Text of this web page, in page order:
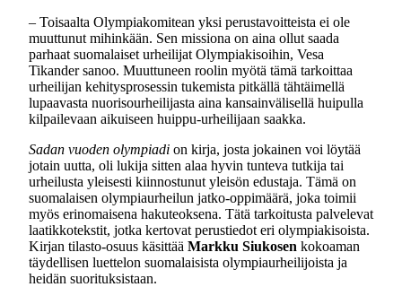
– Toisaalta Olympiakomitean yksi perustavoitteista ei ole
muuttunut mihinkään. Sen missiona on aina ollut saada
parhaat suomalaiset urheilijat Olympiakisoihin, Vesa
Tikander sanoo. Muuttuneen roolin myötä tämä tarkoittaa
urheilijan kehitysprosessin tukemista pitkällä tähtäimellä
lupaavasta nuorisourheilijasta aina kansainvälisellä huipulla
kilpailevaan aikuiseen huippu-urheilijaan saakka.
Sadan vuoden olympiadi on kirja, josta jokainen voi löytää
jotain uutta, oli lukija sitten alaa hyvin tunteva tutkija tai
urheilusta yleisesti kiinnostunut yleisön edustaja. Tämä on
suomalaisen olympiaurheilun jatko-oppimäärä, joka toimii
myös erinomaisena hakuteoksena. Tätä tarkoitusta palvelevat
laatikkotekstit, jotka kertovat perustiedot eri olympiakisoista.
Kirjan tilasto-osuus käsittää Markku Siukosen kokoaman
täydellisen luettelon suomalaisista olympiaurheilijoista ja
heidän suorituksistaan.